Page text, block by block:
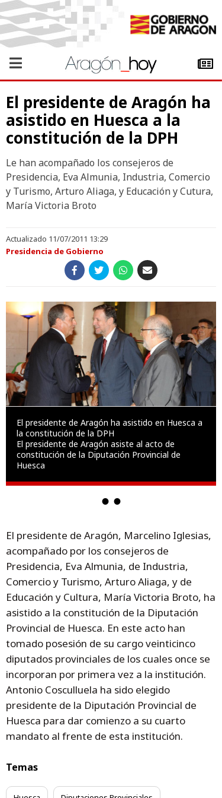
El presidente de Aragón ha
asistido en Huesca a la
constitución de la DPH
Le han acompañado los consejeros de
Presidencia, Eva Almunia, Industria, Comercio
y Turismo, Arturo Aliaga, y Educación y Cutura,
María Victoria Broto
Actualizado 11/07/2011 13:29
Presidencia de Gobierno
El presidente de Aragón ha asistido en Huesca a
la constitución de la DPH
El presidente de Aragón asiste al acto de
constitución de la Diputación Provincial de
Huesca
El presidente de Aragón, Marcelino Iglesias,
acompañado por los consejeros de
Presidencia, Eva Almunia, de Industria,
Comercio y Turismo, Arturo Aliaga, y de
Educación y Cultura, María Victoria Broto, ha
asistido a la constitución de la Diputación
Provincial de Huesca. En este acto han
tomado posesión de su cargo veinticinco
diputados provinciales de los cuales once se
incorporan por primera vez a la institución.
Antonio Cosculluela ha sido elegido
presidente de la Diputación Provincial de
Huesca para dar comienzo a su cuarto
mandato al frente de esta institución.
Temas